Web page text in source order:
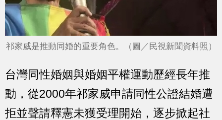
祁家威是推動同婚的重要角色。（圖／民視新聞資料照）
台灣同性婚姻與婚姻平權運動歷經長年推
動，從2000年祁家威申請同性公證結婚遭
拒並聲請釋憲未獲受理開始，逐步掀起社